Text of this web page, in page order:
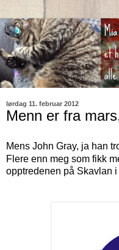
lørdag 11. februar 2012
Menn er fra
Mens John Gray, ja han
Flere enn meg som fikk
opptredenen på Skavlan